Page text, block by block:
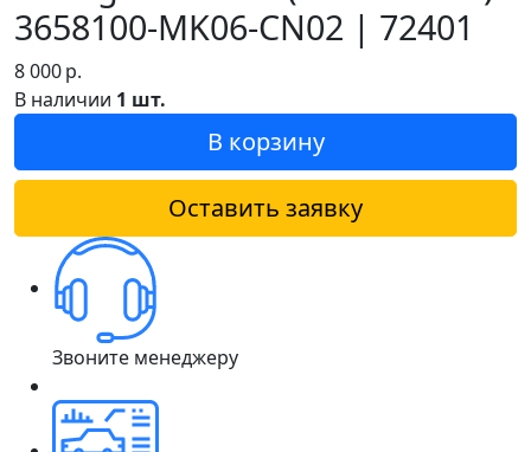
3658100-MK06-CN02 | 72401
8 000р.
В наличии 1 шт.
В корзину
Оставить заявку
Звоните менеджеру